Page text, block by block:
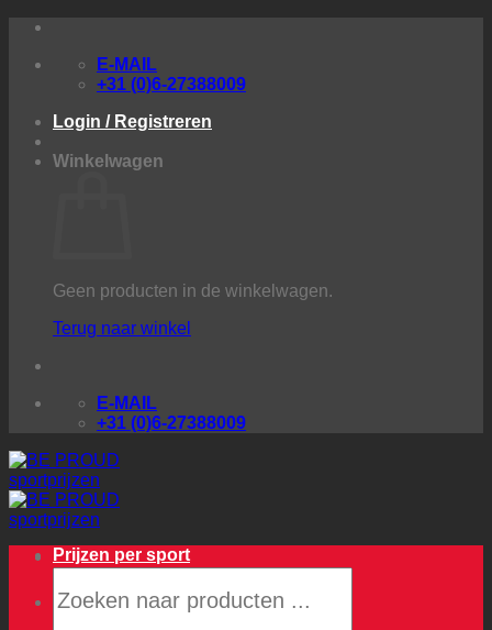
inhoud
E-MAIL
+31 (0)6-27388009
Login / Registreren
Winkelwagen
Geen producten in de winkelwagen.
Terug naar winkel
E-MAIL
+31 (0)6-27388009
zoeken
Prijzen per sport